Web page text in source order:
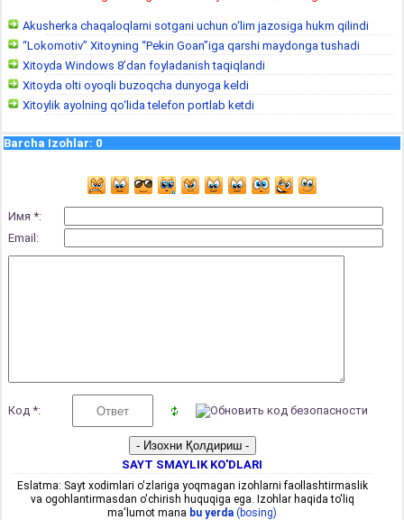
Akusherka chaqaloqlarni sotgani uchun o‘lim jazosiga hukm qilindi
“Lokomotiv” Xitoyning “Pekin Goan”iga qarshi maydonga tushadi
Xitoyda Windows 8’dan foyladanish taqiqlandi
Xitoyda olti oyoqli buzoqcha dunyoga keldi
Xitoylik ayolning qo‘lida telefon portlab ketdi
Barcha Izohlar: 0
Имя *:
Email:
Код *:
SAYT SMAYLIK KO'DLARI
Eslatma: Sayt xodimlari o'zlariga yoqmagan izohlarni faollashtirmaslik
va ogohlantirmasdan o'chirish huquqiga ega. Izohlar haqida to'liq
ma'lumot mana bu yerda (bosing)